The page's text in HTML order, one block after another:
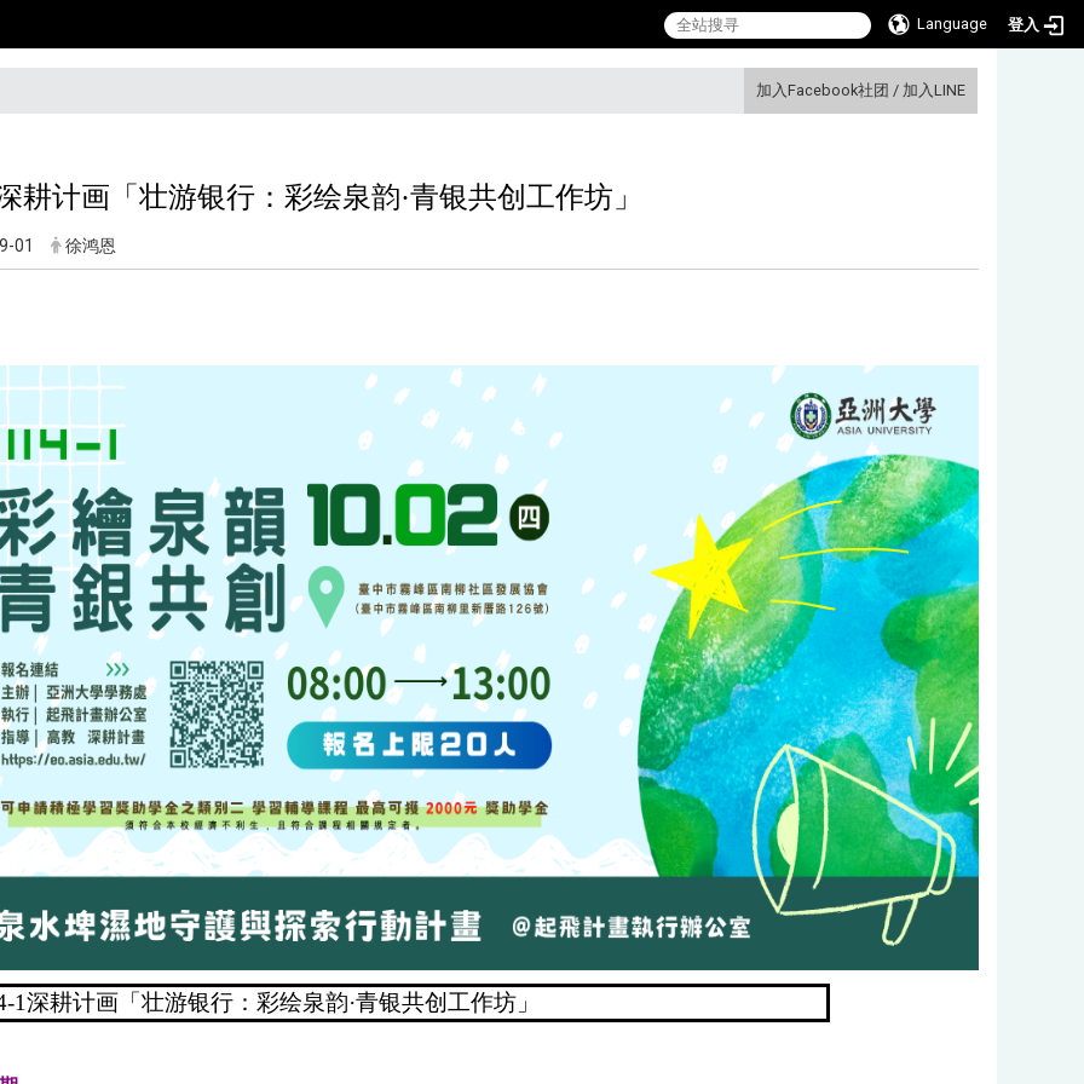
Language 登入
加入Facebook社团 / 加入LINE
耕计画「壮游银行：彩绘泉韵·青银共创工作坊」
01 徐鸿恩
1深耕计画「壮游银行：彩绘泉韵·青银共创工作坊」